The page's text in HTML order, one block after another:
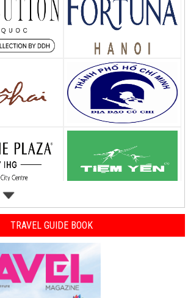
TRAVEL GUIDE BOOK